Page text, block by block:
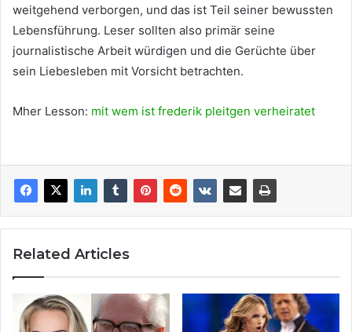
weitgehend verborgen, und das ist Teil seiner bewussten
Lebensführung. Leser sollten also primär seine
journalistische Arbeit würdigen und die Gerüchte über
sein Liebesleben mit Vorsicht betrachten.
Mher Lesson: mit wem ist frederik pleitgen verheiratet
Related Articles